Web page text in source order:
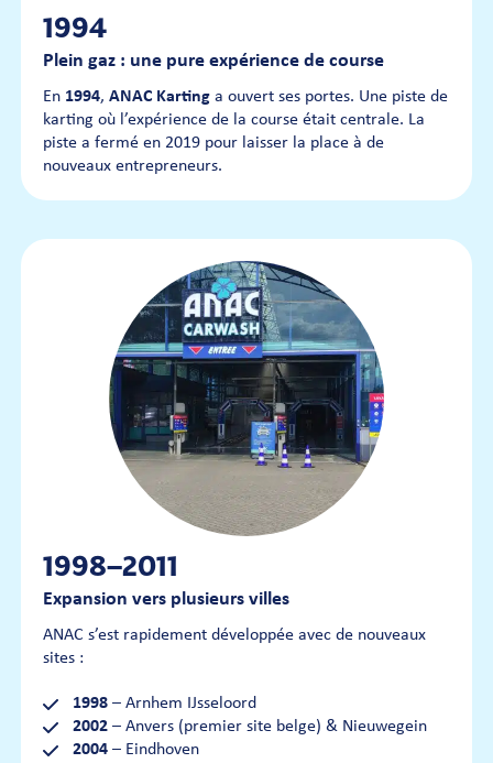
1994
Plein gaz : une pure expérience de course
En 1994, ANAC Karting a ouvert ses portes. Une piste de
karting où l’expérience de la course était centrale. La
piste a fermé en 2019 pour laisser la place à de
nouveaux entrepreneurs.
1998–2011
Expansion vers plusieurs villes
ANAC s’est rapidement développée avec de nouveaux
sites :
1998 – Arnhem IJsseloord
2002 – Anvers (premier site belge) & Nieuwegein
2004 – Eindhoven